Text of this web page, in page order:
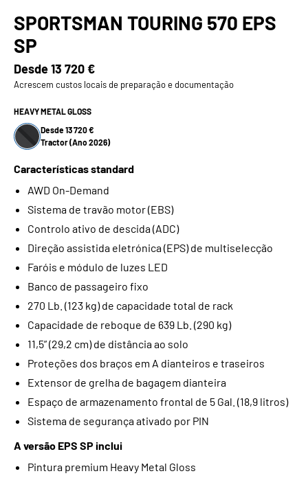
SPORTSMAN TOURING 570 EPS
SP
Desde13 720 €
Acrescem custos locais de preparação e documentação
HEAVY METAL GLOSS
Desde 13 720 €
Tractor (Ano 2026)
Características standard
AWD On-Demand
Sistema de travão motor (EBS)
Controlo ativo de descida (ADC)
Direção assistida eletrónica (EPS) de multiselecção
Faróis e módulo de luzes LED
Banco de passageiro fixo
270 Lb. (123 kg) de capacidade total de rack
Capacidade de reboque de 639 Lb. (290 kg)
11,5” (29,2 cm) de distância ao solo
Proteções dos braços em A dianteiros e traseiros
Extensor de grelha de bagagem dianteira
Espaço de armazenamento frontal de 5 Gal. (18,9 litros)
Sistema de segurança ativado por PIN
A versão EPS SP inclui
Pintura premium Heavy Metal Gloss